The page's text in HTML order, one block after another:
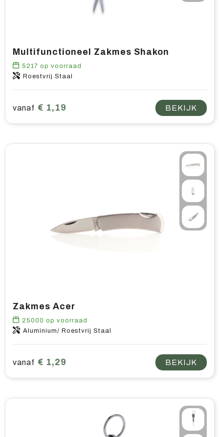
Multifunctioneel Zakmes Shakon
5217 op voorraad
Roestvrij Staal
vanaf € 1,19 BEKIJK
Zakmes Acer
25000 op voorraad
Aluminium/ Roestvrij Staal
vanaf € 1,29 BEKIJK